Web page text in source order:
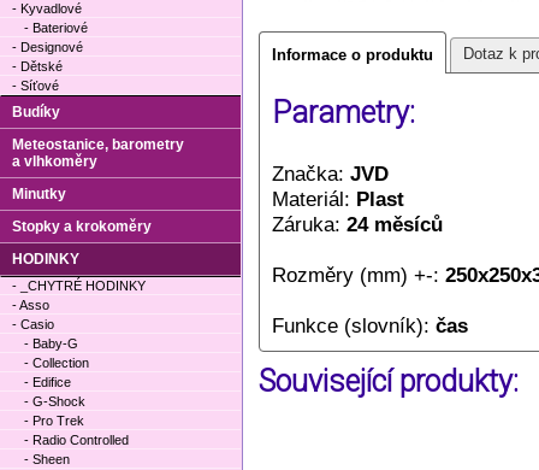
Informace o produktu Dotaz k
Parametry:
Značka: JVD
Materiál: Plast
Záruka: 24 měsíců
Rozměry (mm) +-:
Funkce (slovník): čas
Související produkty:
- Kyvadlové
- Bateriové
- Designové
- Dětské
- Síťové
Budíky
Meteostanice, barometry
a vlhkoměry
Minutky
Stopky a krokoměry
HODINKY
- _CHYTRÉ HODINKY
- Asso
- Casio
- Baby-G
- Collection
- Edifice
- G-Shock
- Pro Trek
- Radio Controlled
- Sheen